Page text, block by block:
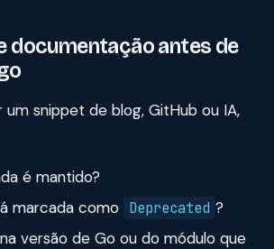
documentação antes de
snippet de blog, GitHub ou IA,
é mantido?
marcada como Deprecated ?
versão de Go ou do módulo que